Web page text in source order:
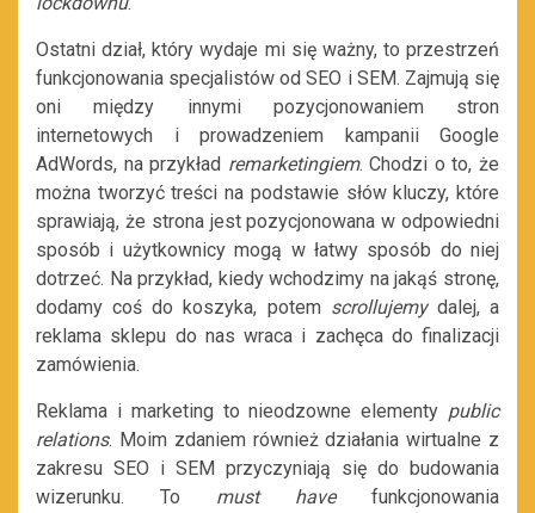
Ostatni dział, który wydaje mi się ważny, to przestrzeń
funkcjonowania specjalistów od SEO i SEM. Zajmują się
oni między innymi pozycjonowaniem stron
internetowych i prowadzeniem kampanii Google
AdWords, na przykład remarketingiem. Chodzi o to, że
można tworzyć treści na podstawie słów kluczy, które
sprawiają, że strona jest pozycjonowana w odpowiedni
sposób i użytkownicy mogą w łatwy sposób do niej
dotrzeć. Na przykład, kiedy wchodzimy na jakąś stronę,
dodamy coś do koszyka, potem scrollujemydalej, a
reklama sklepu do nas wraca i zachęca do finalizacji
zamówienia.
Reklama i marketing to nieodzowne elementy public
relations. Moim zdaniem również działania wirtualne z
zakresu SEO i SEM przyczyniają się do budowania
wizerunku. To must havefunkcjonowania